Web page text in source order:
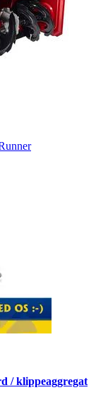
/ klippeaggregat